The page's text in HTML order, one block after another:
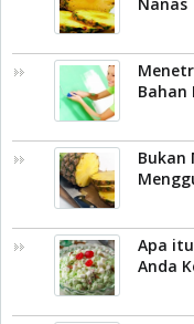
Bahan
Bukan
Apa
Anda